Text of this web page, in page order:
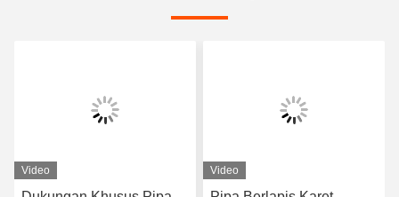
Video Video